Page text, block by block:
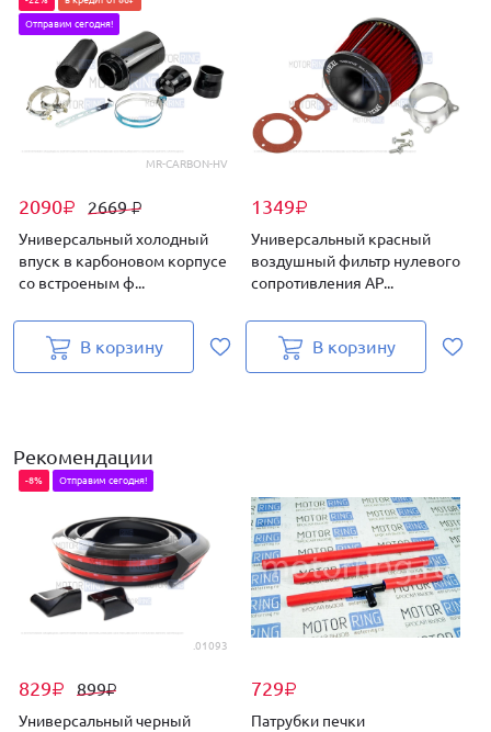
MR-CARBON-HV
2090₽ 2669₽
Отправим сегодня!
Универсальный холодный
впуск в карбоновом корпусе
со встроеным ф...
В корзину
1349₽
Универсальный красный
воздушный фильтр нулевого
сопротивления AP...
В корзину
Рекомендации
.01093
829₽ 899₽
-8% Отправим сегодня!
Универсальный черный
729₽
Патрубки печки